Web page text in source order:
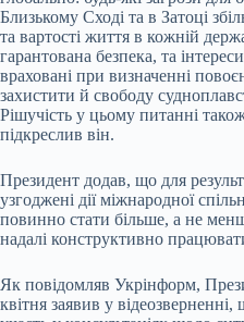
Близькому Сході та в Затоці
та вартості життя в кожній
гарантована безпека, та
враховані при визначенні
захистити й свободу
Рішучість у цьому питанні
підкреслив він.
Президент додав, що для
узгоджені дії міжнародної
повинно стати більше, а не
надалі конструктивно
Як повідомляв Укрінформ,
квітня заявив у відеозверненні,